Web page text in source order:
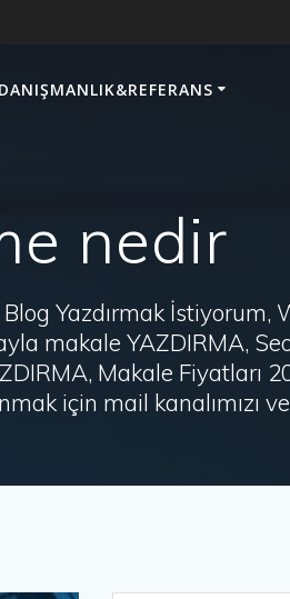
DANIŞMANLIK&REFERANS
nedir
Yazdırmak İstiyorum,
makale YAZDIRMA,
Makale Fiyatları
için mail kanalımızı